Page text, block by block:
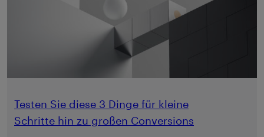
Testen Sie diese 3 Dinge für kleine
Schritte hin zu großen Conversions